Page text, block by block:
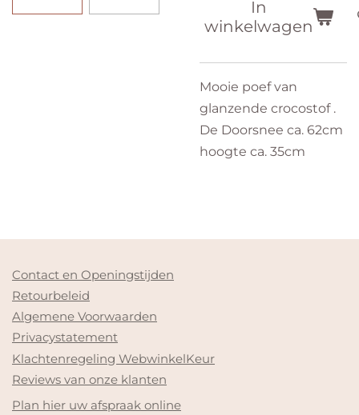
In
winkelwagen
Mooie poef van
glanzende crocostof .
De Doorsnee ca. 62cm
hoogte ca. 35cm
Contact en Openingstijden
Retourbeleid
Algemene Voorwaarden
Privacystatement
Klachtenregeling WebwinkelKeur
Reviews van onze klanten
Plan hier uw afspraak online